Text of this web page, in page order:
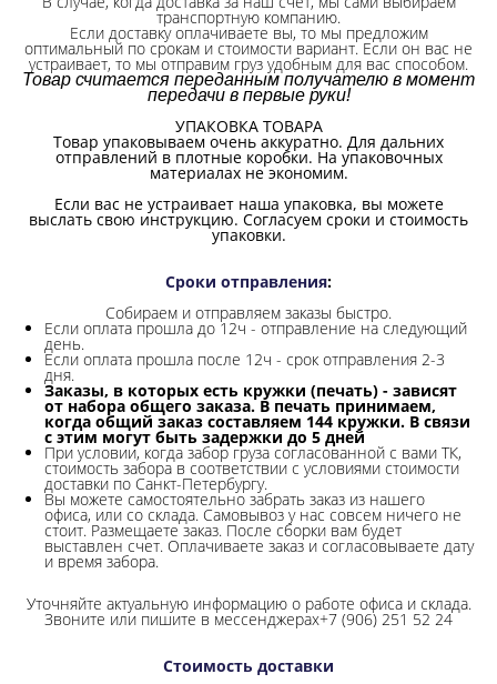
транспортную компанию.
Если доставку оплачиваете вы, то мы предложим
оптимальный по срокам и стоимости вариант. Если он вас не
устраивает, то мы отправим груз удобным для вас способом.
Товар считается переданным получателю в момент
передачи в первые руки!
УПАКОВКА ТОВАРА
Товар упаковываем очень аккуратно. Для дальних
отправлений в плотные коробки. На упаковочных
материалах не экономим.
Если вас не устраивает наша упаковка, вы можете
выслать свою инструкцию. Согласуем сроки и стоимость
упаковки.
Сроки отправления:
Собираем и отправляем заказы быстро.
Если оплата прошла до 12ч - отправление на следующий
день.
Если оплата прошла после 12ч - срок отправления 2-3
дня.
Заказы, в которых есть кружки (печать) - зависят
от набора общего заказа. В печать принимаем,
когда общий заказ составляем 144 кружки. В связи
с этим могут быть задержки до 5 дней
При условии, когда забор груза согласованной с вами ТК,
стоимость забора в соответствии с условиями стоимости
доставки по Санкт-Петербургу.
Вы можете самостоятельно забрать заказ из нашего
офиса, или со склада. Самовывоз у нас совсем ничего не
стоит. Размещаете заказ. После сборки вам будет
выставлен счет. Оплачиваете заказ и согласовываете дату
и время забора.
Уточняйте актуальную информацию о работе офиса и склада.
Звоните или пишите в мессенджерах+7 (906) 251 52 24
Стоимость доставки